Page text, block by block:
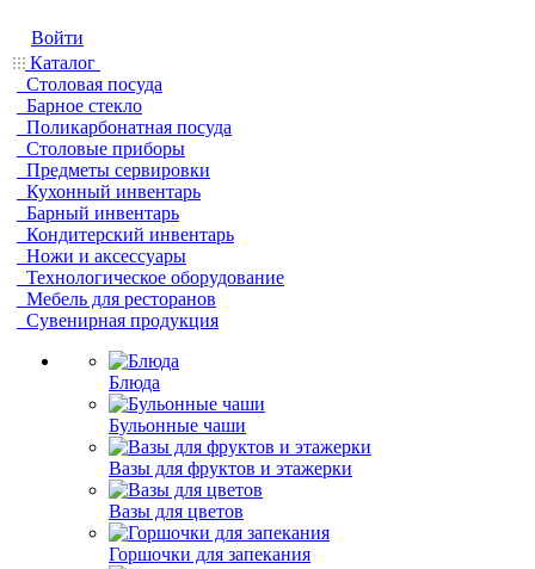
Войти
Каталог
Столовая посуда
Барное стекло
Поликарбонатная посуда
Столовые приборы
Предметы сервировки
Кухонный инвентарь
Барный инвентарь
Кондитерский инвентарь
Ножи и аксессуары
Технологическое оборудование
Мебель для ресторанов
Сувенирная продукция
Блюда
Бульонные чаши
Вазы для фруктов и этажерки
Вазы для цветов
Горшочки для запекания